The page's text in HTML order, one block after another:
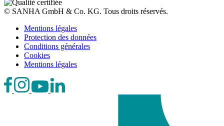
© SANHA GmbH & Co. KG. Tous droits réservés.
Mentions légales
Protection des données
Conditions générales
Cookies
Mentions légales